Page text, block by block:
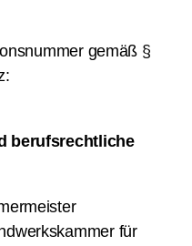
gemäß §
berufsrechtliche
für